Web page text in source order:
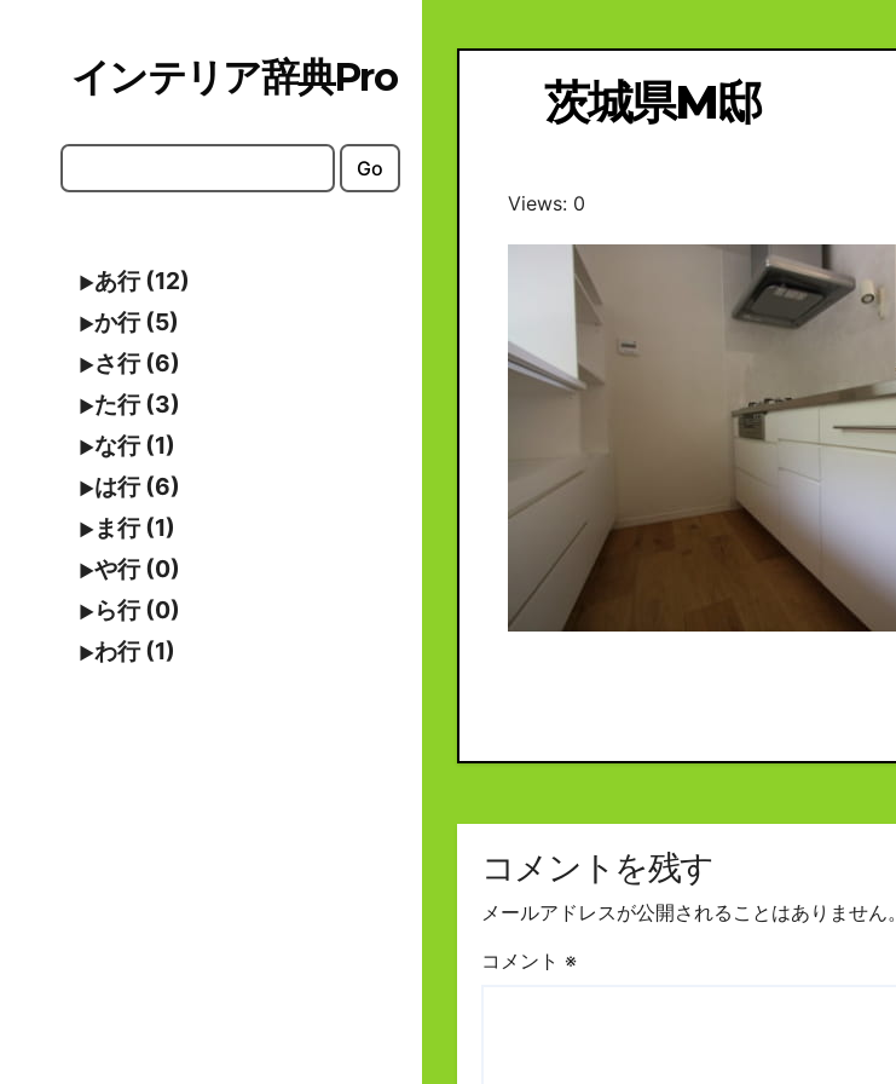
インテリア辞典Pro
Go
あ行 (12)
か行 (5)
さ行 (6)
た行 (3)
な行 (1)
は行 (6)
ま行 (1)
や行 (0)
ら行 (0)
わ行 (1)
茨城県M邸
Views: 0
ビ
ゲ
ー
シ
コメントを残す
メールアドレスが公開されることはありません。
コメント ※